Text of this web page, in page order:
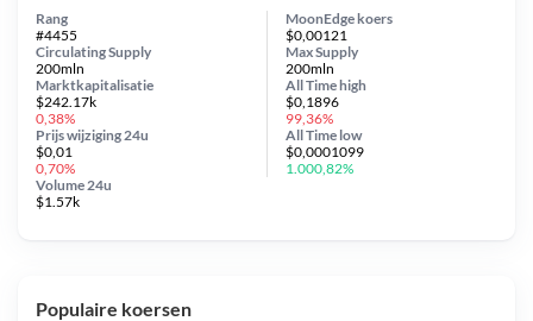
MoonEdge koers
$0,00121
Circulating Supply
200mln
Prijs wijziging 24u
$0,01
0,70%
Max Supply
200mln
Marktkapitalisatie
$242.17k
0,38%
Volume 24u
$1.57k
Rang
#4455
All Timehigh
$0,1896
99,36%
All Time low
$0,0001099
1.000,82%
Populaire koersen